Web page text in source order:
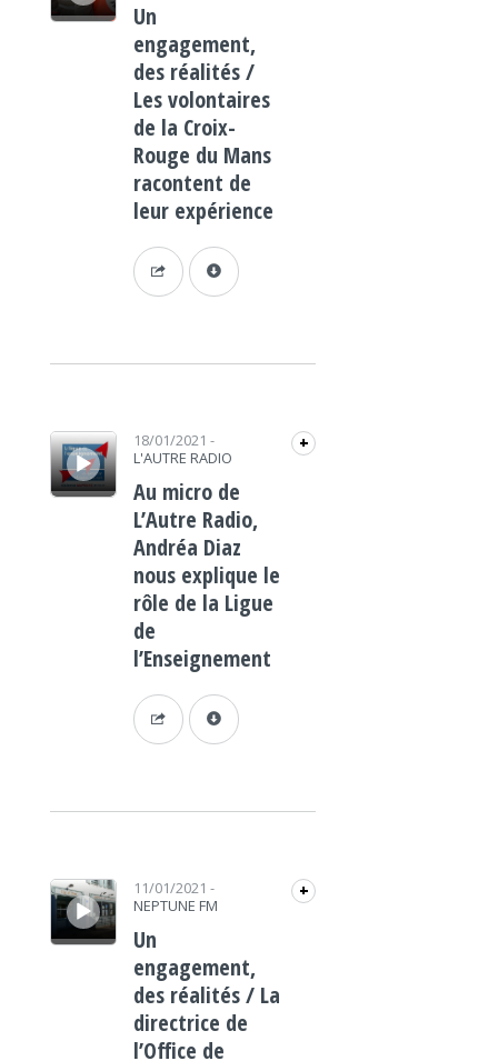
Un
engagement,
des réalités /
Les volontaires
de la Croix-
Rouge du Mans
racontent de
leur expérience
Lecteur audio 18/01/2021 -
L'AUTRE RADIO
+
Au micro de
L’Autre Radio,
Andréa Diaz
nous explique le
rôle de la Ligue
de
l’Enseignement
Lecteur audio 11/01/2021 -
NEPTUNE FM
+
Un
engagement,
des réalités / La
directrice de
l’Office de